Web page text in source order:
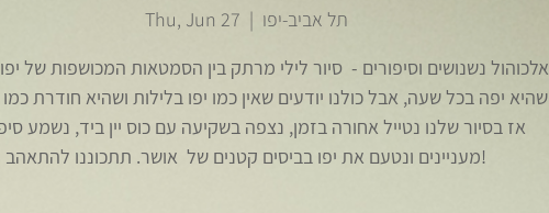
Thu, Jun 27
  |
תל אביב-יפו
אלכוהול נשנושים וסיפורים - סיור לילי מרתק בין הסמטאות המכושפות של
שהיא יפה בכל שעה, אבל כולנו יודעים שאין כמו יפו בלילות ושהיא חודרת כמו
אז בסיור שלנו נטייל אחורה בזמן, נצפה בשקיעה עם כוס יין ביד, נשמע
מעניינים ונטעם את יפו בביסים קטנים של אושר. תתכוננו להתאהב!